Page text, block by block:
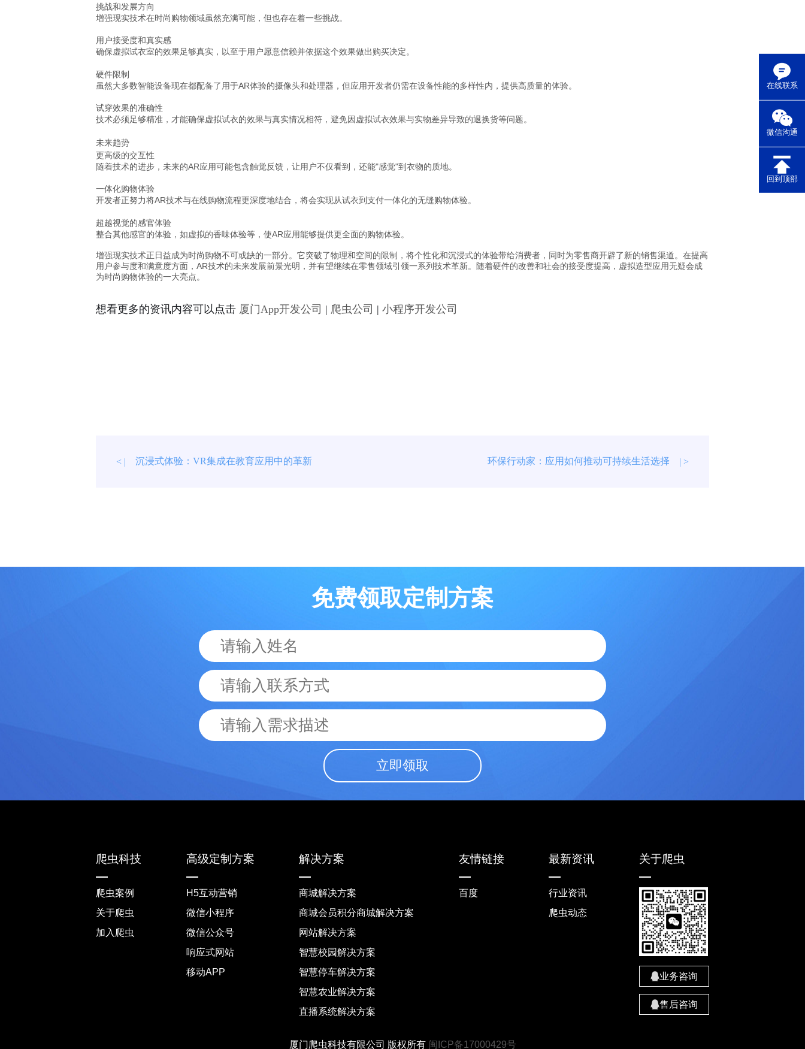
在线联系
微信沟通
回到顶部
挑战和发展方向
增强现实技术在时尚购物领域虽然充满可能，但也存在着一些挑战。
用户接受度和真实感
确保虚拟试衣室的效果足够真实，以至于用户愿意信赖并依据这个效果做出购买决定。
硬件限制
虽然大多数智能设备现在都配备了用于AR体验的摄像头和处理器，但应用开发者仍需在设备性能的多样性内，提供高质量的体验。
试穿效果的准确性
技术必须足够精准，才能确保虚拟试衣的效果与真实情况相符，避免因虚拟试衣效果与实物差异导致的退换货等问题。
未来趋势
更高级的交互性
随着技术的进步，未来的AR应用可能包含触觉反馈，让用户不仅看到，还能"感觉"到衣物的质地。
一体化购物体验
开发者正努力将AR技术与在线购物流程更深度地结合，将会实现从试衣到支付一体化的无缝购物体验。
超越视觉的感官体验
整合其他感官的体验，如虚拟的香味体验等，使AR应用能够提供更全面的购物体验。
增强现实技术正日益成为时尚购物不可或缺的一部分。它突破了物理和空间的限制，将个性化和沉浸式的体验带给消费者，同时为零售商开辟了新的销售渠道。在提高
用户参与度和满意度方面，AR技术的未来发展前景光明，并有望继续在零售领域引领一系列技术革新。随着硬件的改善和社会的接受度提高，虚拟造型应用无疑会成
为时尚购物体验的一大亮点。
想看更多的资讯内容可以点击 厦门App开发公司 | 爬虫公司 | 小程序开发公司
< | 沉浸式体验：VR集成在教育应用中的革新 环保行动家：应用如何推动可持续生活选择 | >
免费领取定制方案
立即领取
爬虫科技
爬虫案例
关于爬虫
加入爬虫
高级定制方案
H5互动营销
微信小程序
微信公众号
响应式网站
移动APP
解决方案
商城解决方案
商城会员积分商城解决方案
网站解决方案
智慧校园解决方案
智慧停车解决方案
智慧农业解决方案
直播系统解决方案
友情链接
百度
最新资讯
行业资讯
爬虫动态
关于爬虫
业务咨询
售后咨询
厦门爬虫科技有限公司 版权所有 闽ICP备17000429号